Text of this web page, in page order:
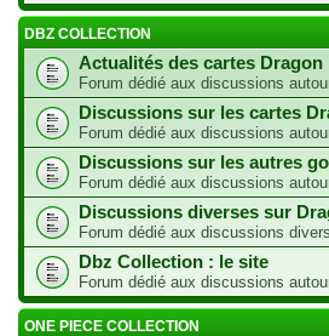
DBZ COLLECTION
Actualités des cartes Dragon
Forum dédié aux discussions
Discussions sur les cartes
Forum dédié aux discussions
Discussions sur les autres
Forum dédié aux discussions
Discussions diverses sur
Forum dédié aux discussions
Dbz Collection : le site
Forum dédié aux discussions
ONE PIECE COLLECTION